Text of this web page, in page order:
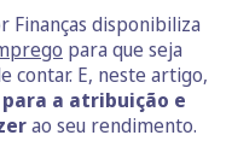
Finanças disponibiliza
para que seja
contar. E, neste artigo,
a atribuição e
ao seu rendimento.